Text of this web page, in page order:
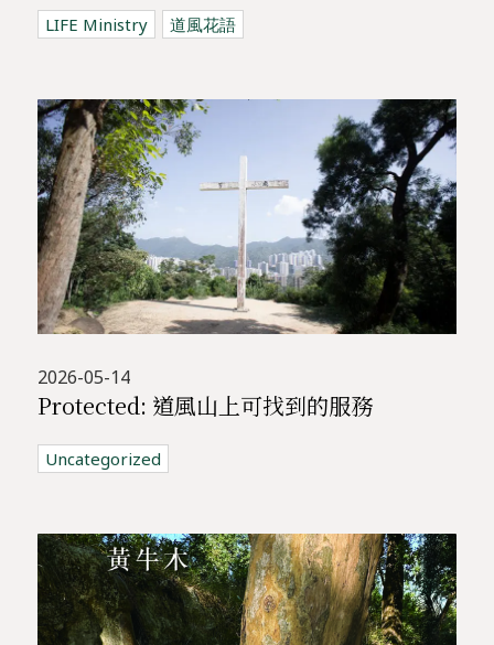
LIFE Ministry 道風花語
2026-05-14
Protected: 道風山上可找到的服務
Uncategorized